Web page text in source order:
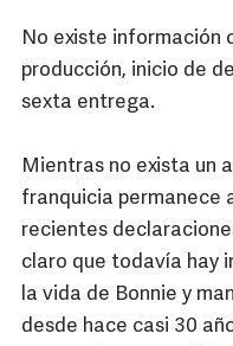
No existe información
producción, inicio de
sexta entrega.
Mientras no exista un
franquicia permanece
recientes
claro que todavía hay
la vida de Bonnie y
desde hace casi 30